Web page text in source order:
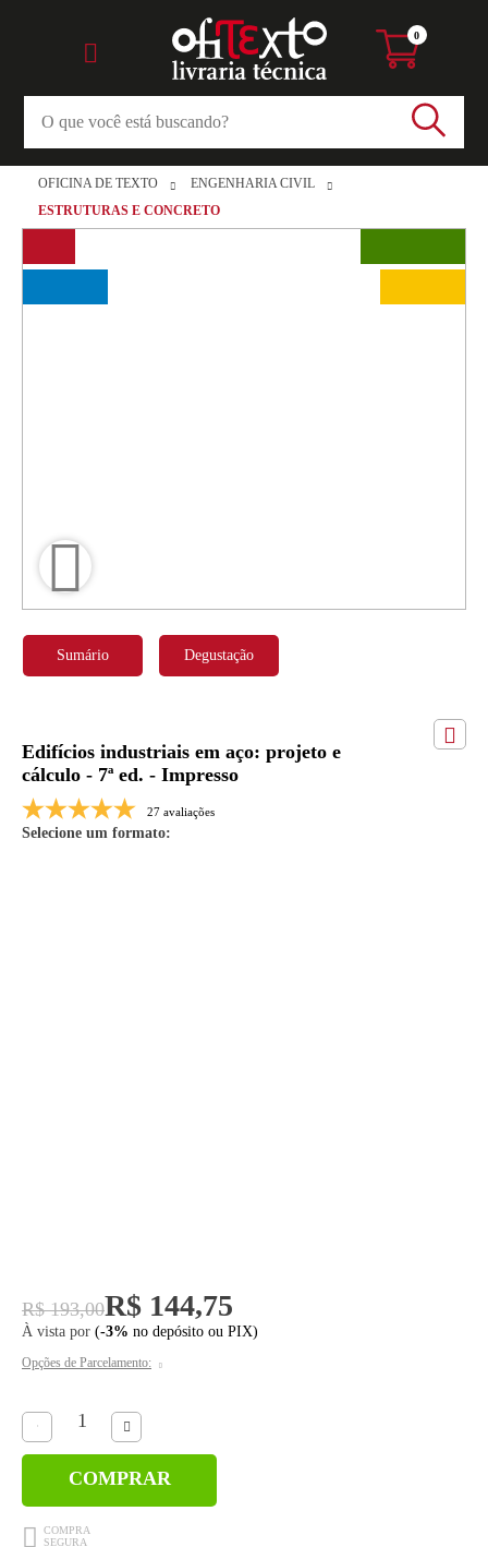
0
OFICINA DE TEXTO
ENGENHARIA CIVIL
ESTRUTURAS E CONCRETO
Sumário Degustação
Edifícios industriais em aço: projeto e
cálculo - 7ª ed. - Impresso
27 avaliações
Selecione um formato:
R$ 193,00R$ 144,75
À vista por (-3% no depósito ou PIX)
Opções de Parcelamento:
COMPRAR